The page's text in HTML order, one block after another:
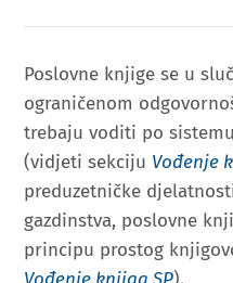
Poslovne knjige se u
ograničenom
trebaju voditi po
(vidjeti sekciju Vođenje
preduzetničke
gazdinstva, poslovne
principu prostog